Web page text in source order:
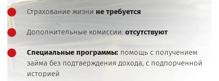
Страхование жизни не требуется
Дополнительные комиссии:отсутствуют
Специальные программы: помощь с получением
займа без подтверждения дохода, с подпорченной
историей